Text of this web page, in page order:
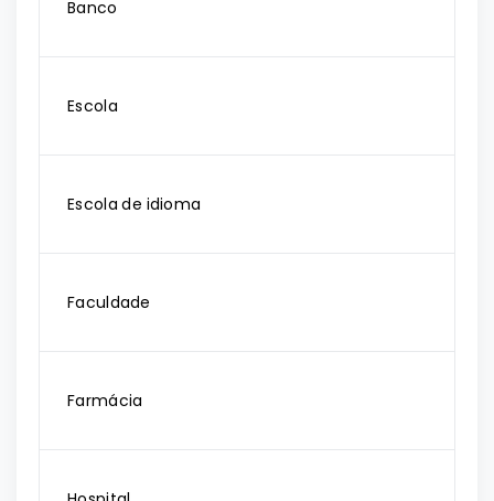
Banco
Escola
Escola de idioma
Faculdade
Farmácia